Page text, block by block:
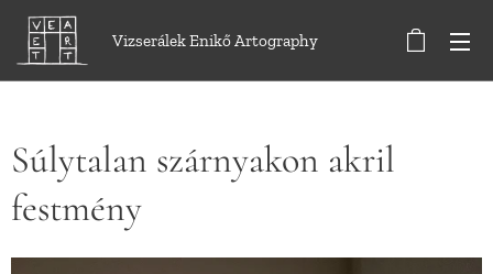
Vizserálek Enikő Artography
Súlytalan szárnyakon akril
festmény